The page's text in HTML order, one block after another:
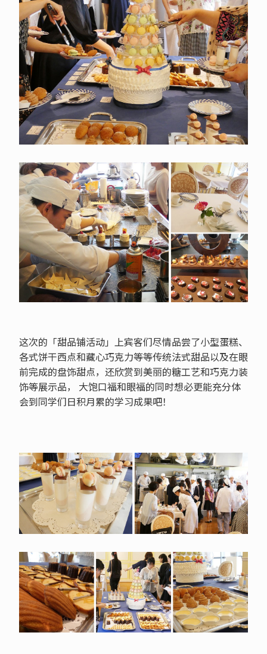
这次的「甜品铺活动」上宾客们尽情品尝了小型蛋糕、
各式饼干西点和藏心巧克力等等传统法式甜品以及在眼
前完成的盘饰甜点，还欣赏到美丽的糖工艺和巧克力装
饰等展示品， 大饱口福和眼福的同时想必更能充分体
会到同学们日积月累的学习成果吧！